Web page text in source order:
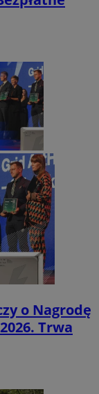
o Nagrodę
Trwa